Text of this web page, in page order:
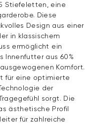
Stiefeletten, eine
Diese
Design aus einer
in klassischem
ermöglicht ein
Innenfutter aus 60%
Komfort.
für eine optimierte
der
sorgt. Die
ästhetische Profil
für zahlreiche